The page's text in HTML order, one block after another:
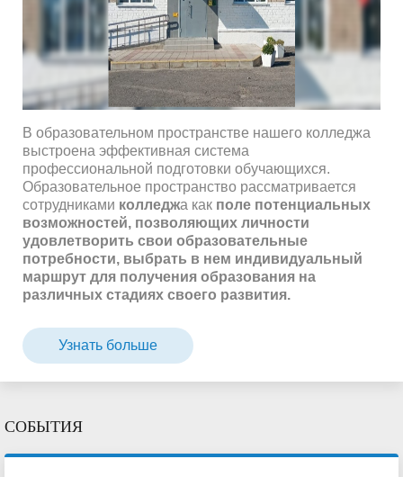
В образовательном пространстве нашего колледжа
выстроена эффективная система
профессиональной подготовки обучающихся.
Образовательное пространство рассматривается
сотрудниками колледжа как поле потенциальных
возможностей, позволяющих личности
удовлетворить свои образовательные
потребности, выбрать в нем индивидуальный
маршрут для получения образования на
различных стадиях своего развития.
Узнать больше
СОБЫТИЯ